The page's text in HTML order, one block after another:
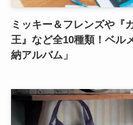
ミッキー＆フレンズや『
王』など全10種類！ベル
納アルバム」